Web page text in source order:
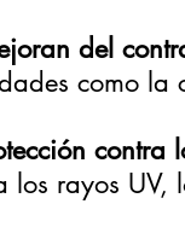
del
como la
contra
los rayos